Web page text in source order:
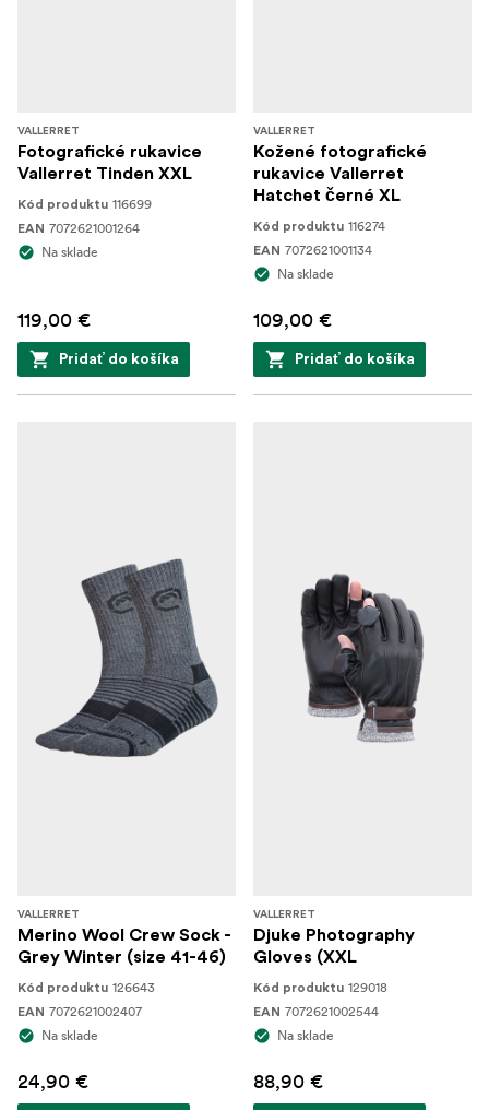
VALLERRET
Fotografické rukavice
Vallerret Tinden XXL
Kód produktu 116699
EAN 7072621001264
Na sklade
119,00 €
Pridať do košíka
VALLERRET
Kožené fotografické
rukavice Vallerret
Hatchet černé XL
Kód produktu 116274
EAN 7072621001134
Na sklade
109,00 €
Pridať do košíka
VALLERRET
Merino Wool Crew Sock -
Grey Winter (size 41-46)
Kód produktu 126643
EAN 7072621002407
Na sklade
24,90 €
VALLERRET
Djuke Photography
Gloves (XXL
Kód produktu 129018
EAN 7072621002544
Na sklade
88,90 €